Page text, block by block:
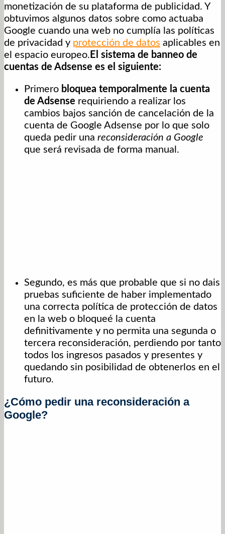
monetización de su plataforma de publicidad. Y
obtuvimos algunos datos sobre como actuaba
Google cuando una web no cumplía las políticas
de privacidad y protección de datos aplicables en
el espacio europeo. El sistema de banneo de
cuentas de Adsense es el siguiente:
Primero bloquea temporalmente la cuenta
de Adsense requiriendo a realizar los
cambios bajos sanción de cancelación de la
cuenta de Google Adsense por lo que solo
queda pedir una reconsideración a Google
que será revisada de forma manual.
Segundo, es más que probable que si no dais
pruebas suficiente de haber implementado
una correcta política de protección de datos
en la web o bloqueé la cuenta
definitivamente y no permita una segunda o
tercera reconsideración, perdiendo por tanto
todos los ingresos pasados y presentes y
quedando sin posibilidad de obtenerlos en el
futuro.
¿Cómo pedir una reconsideración a
Google?